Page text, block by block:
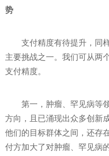
势
支付精度有待提升，同
主要挑战之一。我们可从两
支付精度。
第一，肿瘤、罕见病等
方向，且已涌现出众多创新
他们的目标群体之间，还存
付方加大了对肿瘤、罕见病